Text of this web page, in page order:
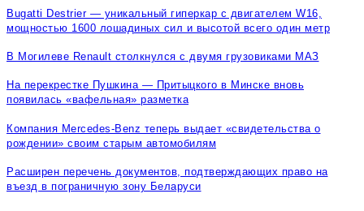
Bugatti Destrier — уникальный гиперкар с двигателем W16,
мощностью 1600 лошадиных сил и высотой всего один метр
В Могилеве Renault столкнулся с двумя грузовиками МАЗ
На перекрестке Пушкина — Притыцкого в Минске вновь
появилась «вафельная» разметка
Компания Mercedes-Benz теперь выдает «свидетельства о
рождении» своим старым автомобилям
Расширен перечень документов, подтверждающих право на
въезд в пограничную зону Беларуси